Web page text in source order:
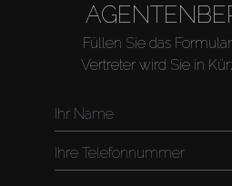
Füllen Sie das
Vertreter wird Sie in